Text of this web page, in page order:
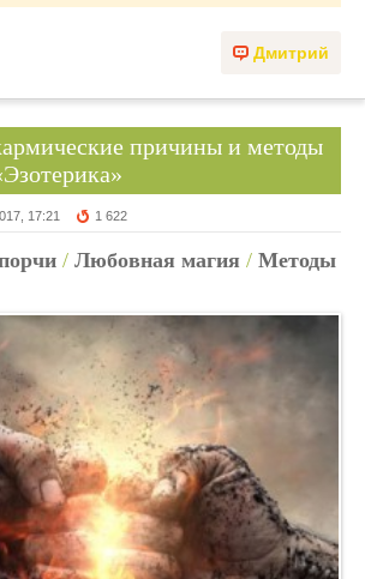
Дмитрий
причины и методы
17:21 1 622
/ Любовная магия / Методы